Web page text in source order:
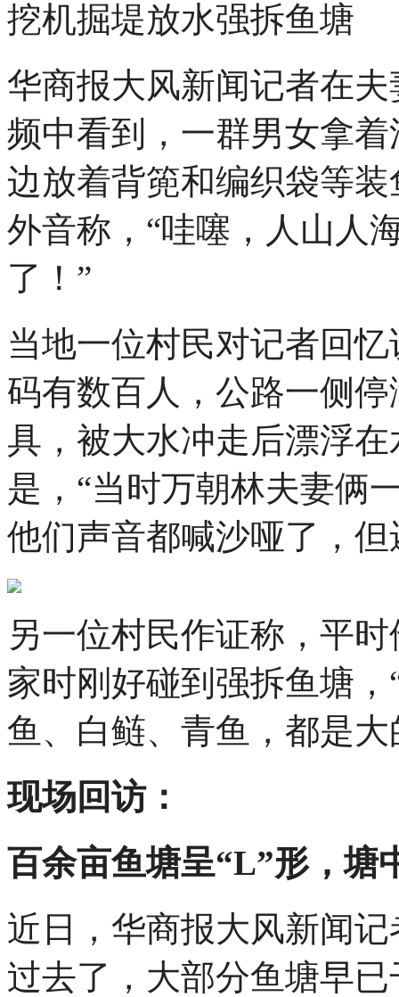
挖机掘堤放水强拆鱼塘
华商报大风新闻记者在
频中看到，一群男女拿
边放着背篼和编织袋等
外音称，“哇噻，人山人
了！”
当地一位村民对记者回
码有数百人，公路一侧
具，被大水冲走后漂浮
是，“当时万朝林夫妻俩
他们声音都喊沙哑了，
另一位村民作证称，平
家时刚好碰到强拆鱼塘
鱼、白鲢、青鱼，都是
现场回访：
百余亩鱼塘呈“L”形，塘
近日，华商报大风新闻
过去了，大部分鱼塘早